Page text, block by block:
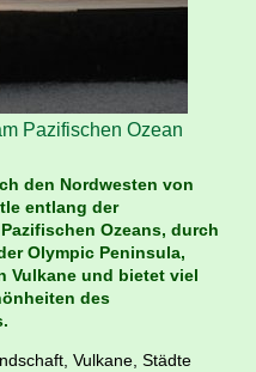
Pazifischen Ozean
den Nordwesten von
entlang der
Ozeans, durch
Olympic Peninsula,
Vulkane und bietet viel
des
Vulkane, Städte